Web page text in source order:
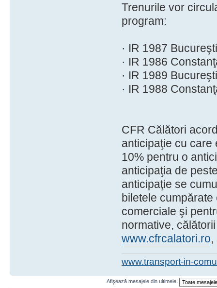
Trenurile vor
program:
· IR 1987
· IR 1986
· IR 1989
· IR 1988
CFR Călători
anticipaţie cu care
10% pentru o
anticipaţia de
anticipaţie se
biletele
comerciale şi
normative,
www.cfrcalatori.ro,
www.transport-in-
Afişează mesajele din ultimele: